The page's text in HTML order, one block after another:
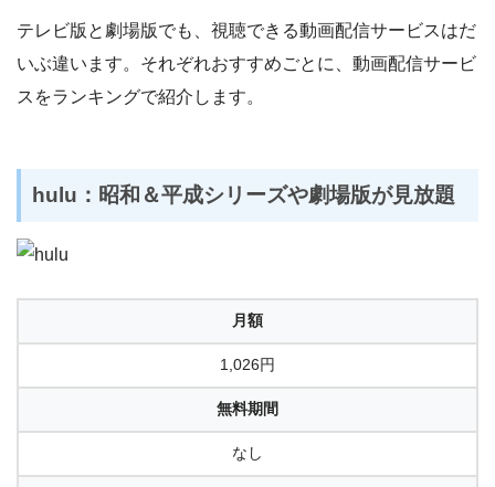
テレビ版と劇場版でも、視聴できる動画配信サービスはだ
いぶ違います。それぞれおすすめごとに、動画配信サービ
スをランキングで紹介します。
hulu：昭和＆平成シリーズや劇場版が見放題
月額
1,026円
無料期間
なし